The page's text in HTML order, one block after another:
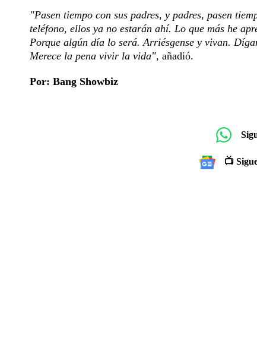
"Pasen tiempo con sus padres, y padres, pasen
teléfono, ellos ya no estarán ahí. Lo que más he
Porque algún día lo será. Arriésgense y vivan.
Merece la pena vivir la vida", añadió.
Por: Bang Showbiz
📺